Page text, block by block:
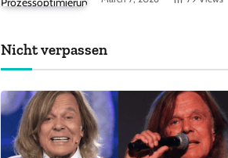
Funktionen, auf die Sie
Nicht verpassen